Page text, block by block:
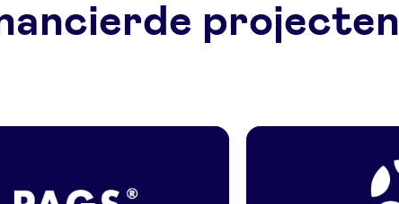
projecten